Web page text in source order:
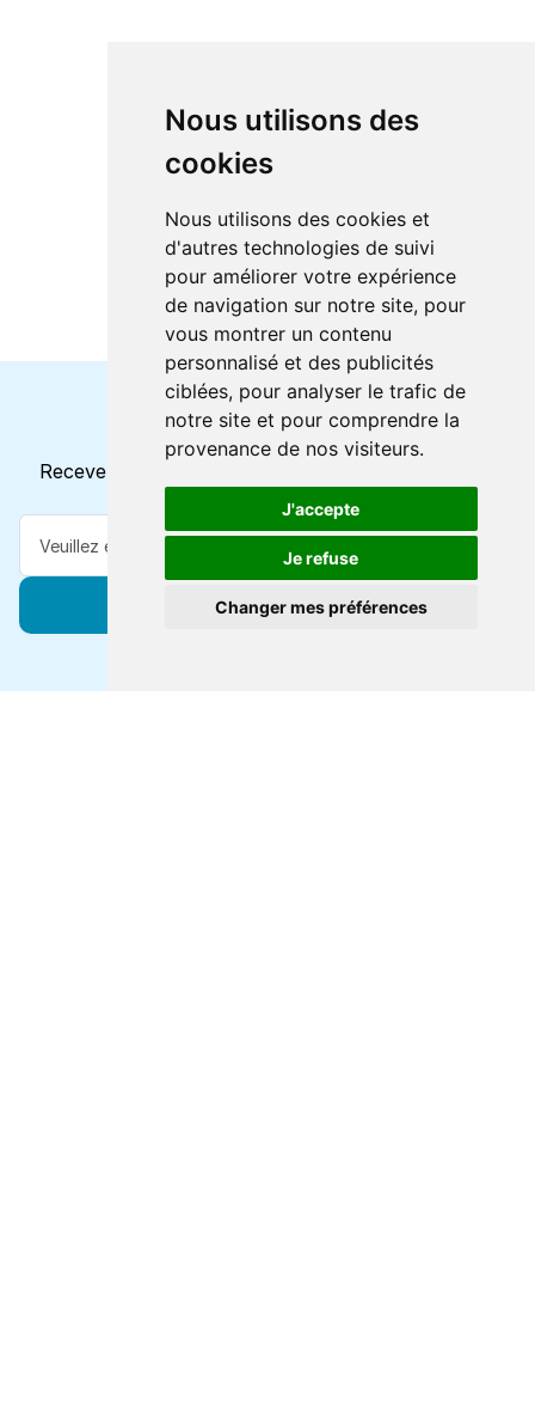
Nous utilisons des
cookies
Nous utilisons des cookies et
d'autres technologies de suivi
pour améliorer votre expérience
de navigation sur notre site, pour
vous montrer un contenu
personnalisé et des publicités
ciblées, pour analyser le trafic de
notre site et pour comprendre la
provenance de nos visiteurs.
J'accepte
Je refuse
Changer mes préférences
Horaires et offres actuels
Recevez toutes les mises à jour dans votre e-mail
S'abonner